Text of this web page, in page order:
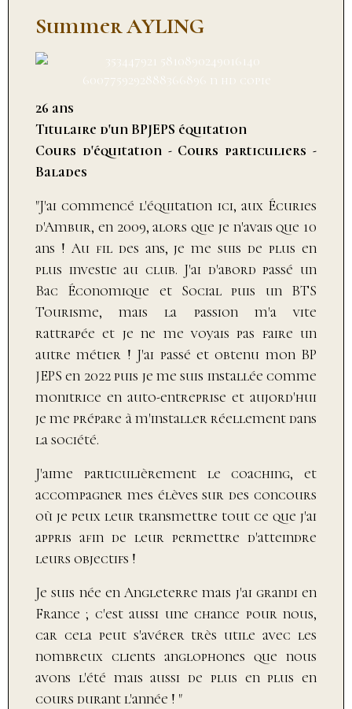
Summer AYLING
26 ans
Titulaire d'un BPJEPS équitation
Cours d'équitation - Cours particuliers -
Balades
"J'ai commencé l'équitation ici, aux Écuries
d'Ambur, en 2009, alors que je n'avais que 10
ans ! Au fil des ans, je me suis de plus en
plus investie au club. J'ai d'abord passé un
Bac Économique et Social puis un BTS
Tourisme, mais la passion m'a vite
rattrapée et je ne me voyais pas faire un
autre métier ! J'ai passé et obtenu mon BP
JEPS en 2022 puis je me suis installée comme
monitrice en auto-entreprise et aujord'hui
je me prépare à m'installer réellement dans
la société.
J'aime particulièrement le coaching, et
accompagner mes élèves sur des concours
où je peux leur transmettre tout ce que j'ai
appris afin de leur permettre d'atteindre
leurs objectifs !
Je suis née en Angleterre mais j'ai grandi en
France ; c'est aussi une chance pour nous,
car cela peut s'avérer très utile avec les
nombreux clients anglophones que nous
avons l'été mais aussi de plus en plus en
cours durant l'année ! "